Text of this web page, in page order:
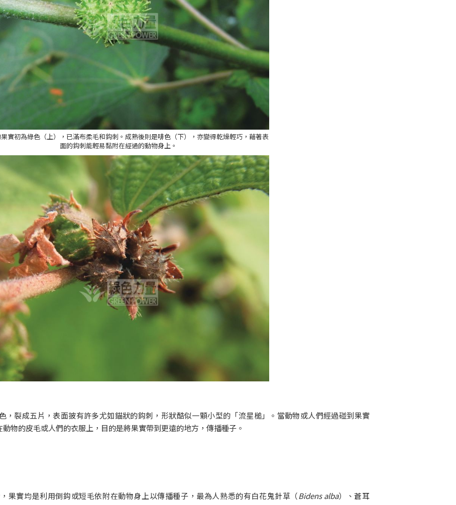
實初為綠色（上），已滿布柔毛和鈎刺。成熟後則是啡色（下），亦變得乾燥輕巧，藉著表
面的鈎刺能輕易黏附在經過的動物身上。
，裂成五片，表面披有許多尤如錨狀的鈎刺，形狀酷似一顆小型的「流星槌」。當動物或人們經過碰到果實
物的皮毛或人們的衣服上，目的是將果實帶到更遠的地方，傳播種子。
果實均是利用倒鈎或短毛依附在動物身上以傳播種子，最為人熟悉的有白花鬼針草（Bidens alba）、蒼耳